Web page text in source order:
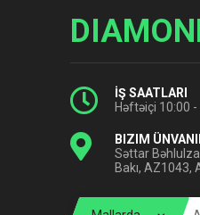
İŞ SAATLARI
Həftəiçi 10:00 -
BIZIM
Səttar
Bakı, AZ1043,